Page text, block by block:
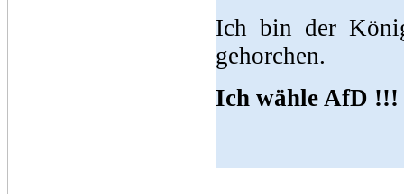
Ich bin der
gehorchen.
Ich wähle AfD !!!